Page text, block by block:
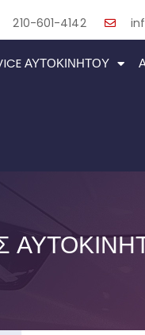
210-601-4142
ΑΥΤΟΚΙΝΉΤΟΥ